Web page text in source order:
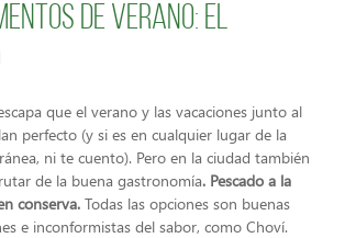
de verano: el
que el verano y las vacaciones junto al
perfecto (y si es en cualquier lugar de la
ni te cuento). Pero en la ciudad también
de la buena gastronomía. Pescado a la
conserva. Todas las opciones son buenas
e inconformistas del sabor, como Choví.